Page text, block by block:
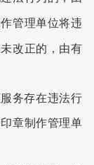
管理单位将违
改正的，由有
务存在违法行
章制作管理单